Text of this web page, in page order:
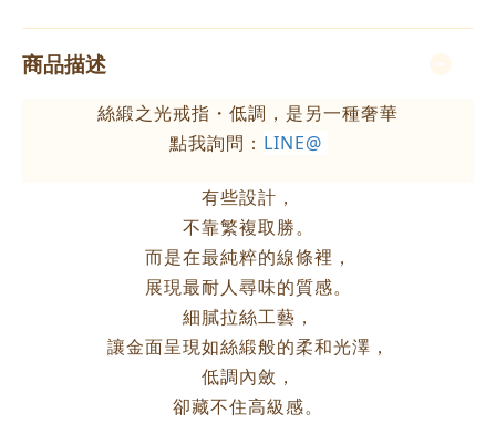
商品描述
絲緞之光戒指・低調，是另一種奢華
點我詢問： LINE@
有些設計，
不靠繁複取勝。
而是在最純粹的線條裡，
展現最耐人尋味的質感。
細膩拉絲工藝，
讓金面呈現如絲緞般的柔和光澤，
低調內斂，
卻藏不住高級感。